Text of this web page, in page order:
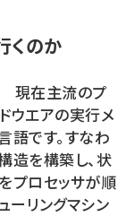
利の絆～ (2338)
ヒント集！ (2060)
くのか
現在主流のプ
ウエアの実行メ
語です。すなわ
造を構築し、状
プロセッサが順
ーリングマシン